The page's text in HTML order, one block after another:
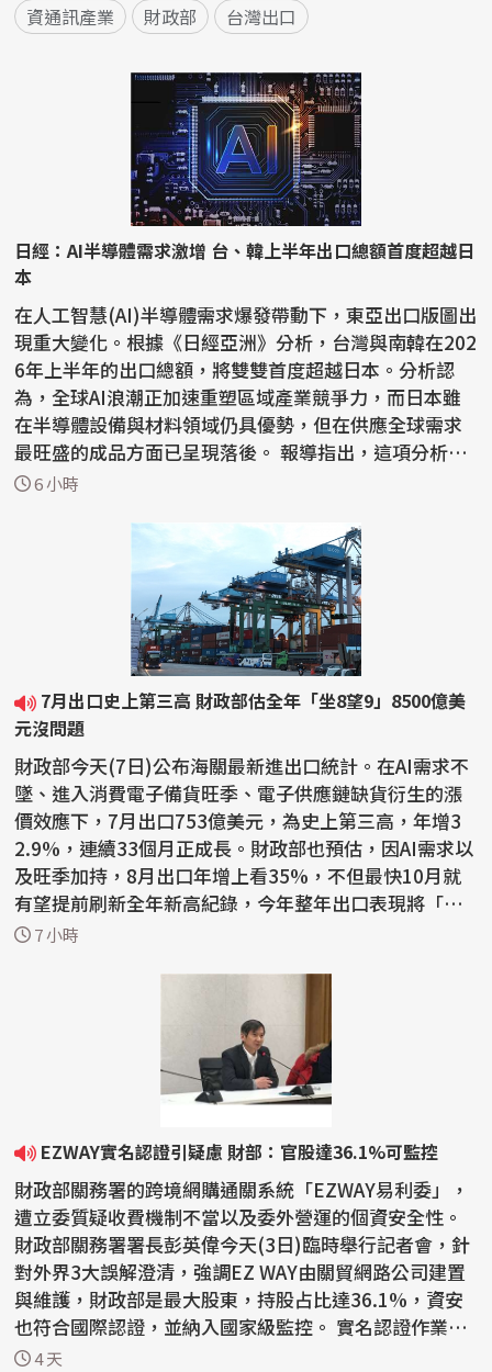
資通訊產業 財政部 台灣出口
日經：AI半導體需求激增 台、韓上半年出口總額首度超越日
本
在人工智慧(AI)半導體需求爆發帶動下，東亞出口版圖出
現重大變化。根據《日經亞洲》分析，台灣與南韓在202
6年上半年的出口總額，將雙雙首度超越日本。分析認
為，全球AI浪潮正加速重塑區域產業競爭力，而日本雖
在半導體設備與材料領域仍具優勢，但在供應全球需求
最旺盛的成品方面已呈現落後。 報導指出，這項分析
是...6 小時
元沒問題
財政部今天(7日)公布海關最新進出口統計。在AI需求不
墜、進入消費電子備貨旺季、電子供應鏈缺貨衍生的漲
價效應下，7月出口753億美元，為史上第三高，年增3
2.9%，連續33個月正成長。財政部也預估，因AI需求以
及旺季加持，8月出口年增上看35%，不但最快10月就
有望提前刷新全年新高紀錄，今年整年出口表現將「坐8
望9」，至...
7 小時
EZWAY實名認證引疑慮 財部：官股達36.1%可監控
財政部關務署的跨境網購通關系統「EZWAY易利委」，
遭立委質疑收費機制不當以及委外營運的個資安全性。
財政部關務署署長彭英偉今天(3日)臨時舉行記者會，針
對外界3大誤解澄清，強調EZ WAY由關貿網路公司建置
與維護，財政部是最大股東，持股占比達36.1%，資安
也符合國際認證，並納入國家級監控。 實名認證作業系
統EZWa...
4 天